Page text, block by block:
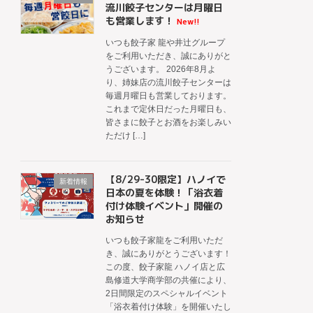
流川餃子センターは月曜日
も営業します！ New!!
いつも餃子家 龍や井辻グループ
をご利用いただき、誠にありがと
うございます。 2026年8月よ
り、姉妹店の流川餃子センターは
毎週月曜日も営業しております。
これまで定休日だった月曜日も、
皆さまに餃子とお酒をお楽しみい
ただけ […]
新着情報
【8/29-30限定】ハノイで
日本の夏を体験！「浴衣着
付け体験イベント」開催の
お知らせ
いつも餃子家龍をご利用いただ
き、誠にありがとうございます！
この度、餃子家龍 ハノイ店と広
島修道大学商学部の共催により、
2日間限定のスペシャルイベント
「浴衣着付け体験」を開催いたし